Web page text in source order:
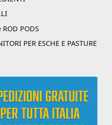
ROD PODS
PER ESCHE E PASTURE